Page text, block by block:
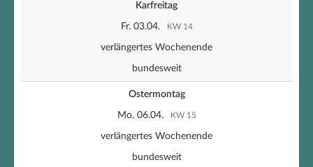
Karfreitag
Fr. 03.04. KW 14
verlängertes Wochenende
bundesweit
Ostermontag
Mo. 06.04. KW 15
verlängertes Wochenende
bundesweit